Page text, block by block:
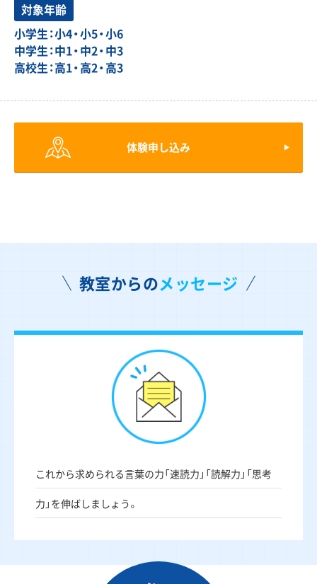
対象年齢
小学生：小4・小5・小6
中学生：中1・中2・中3
高校生：高1・高2・高3
体験申し込み
教室からのメッセージ
これから求められる言葉の力「速読力」「読解力」「思考
力」を伸ばしましょう。